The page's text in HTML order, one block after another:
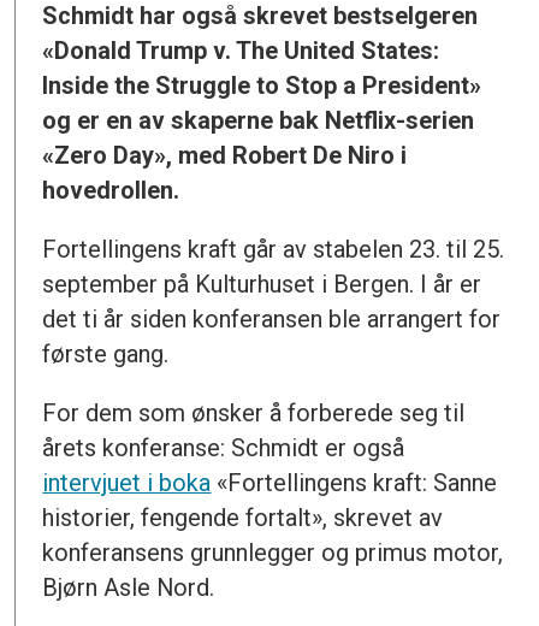
Schmidt har også skrevet bestselgeren
«Donald Trump v. The United States:
Inside the Struggle to Stop a President»
og er en av skaperne bak Netflix-serien
«Zero Day», med Robert De Niro i
hovedrollen.
Fortellingens kraft går av stabelen 23. til 25.
september på Kulturhuset i Bergen. I år er
det ti år siden konferansen ble arrangert for
første gang.
For dem som ønsker å forberede seg til
årets konferanse: Schmidt er også
intervjuet i boka «Fortellingens kraft: Sanne
historier, fengende fortalt», skrevet av
konferansens grunnlegger og primus motor,
Bjørn Asle Nord.